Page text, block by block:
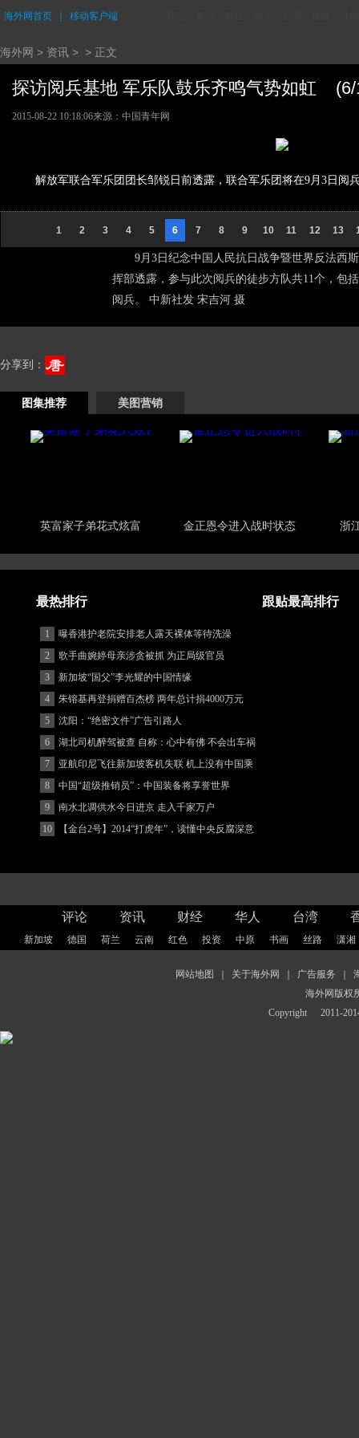
海外网首页 移动客户端
海外网 > 资讯 > > 正文
探访阅兵基地 军乐队鼓乐齐鸣气势如虹 (6/
2015-08-22 10:18:06来源：中国青年网
解放军联合军乐团团长邹锐日前透露，联合军乐团将在9月3日阅
1 2 3 4 5 6 7 8 9 10 11 12 13
9月3日纪念中国人民抗日战争暨世界反法西
挥部透露，参与此次阅兵的徒步方队共11个，包
阅兵。 中新社发 宋吉河 摄
分享到：
图集推荐 美图营销
英富家子弟花式炫富 金正恩令进入战时状态 浙
最热排行 跟贴最高排行
1
曝香港护老院安排老人露天裸体等待洗澡
2
歌手曲婉婷母亲涉贪被抓 为正局级官员
3
新加坡“国父”李光耀的中国情缘
4
朱镕基再登捐赠百杰榜 两年总计捐4000万元
5
沈阳：“绝密文件”广告引路人
6
湖北司机醉驾被查 自称：心中有佛 不会出车祸
(图)
7
亚航印尼飞往新加坡客机失联 机上没有中国乘
客
8
中国“超级推销员”：中国装备将享誉世界
9
南水北调供水今日进京 走入千家万户
10
【金台2号】2014“打虎年”，读懂中央反腐深意
评论 资讯 财经 华人 台湾
新加坡 德国 荷兰 云南 红色 投资 中原 书画 丝路 潇湘
网站地图 关于海外网 广告服务
海外网版权
Copyright
2011-